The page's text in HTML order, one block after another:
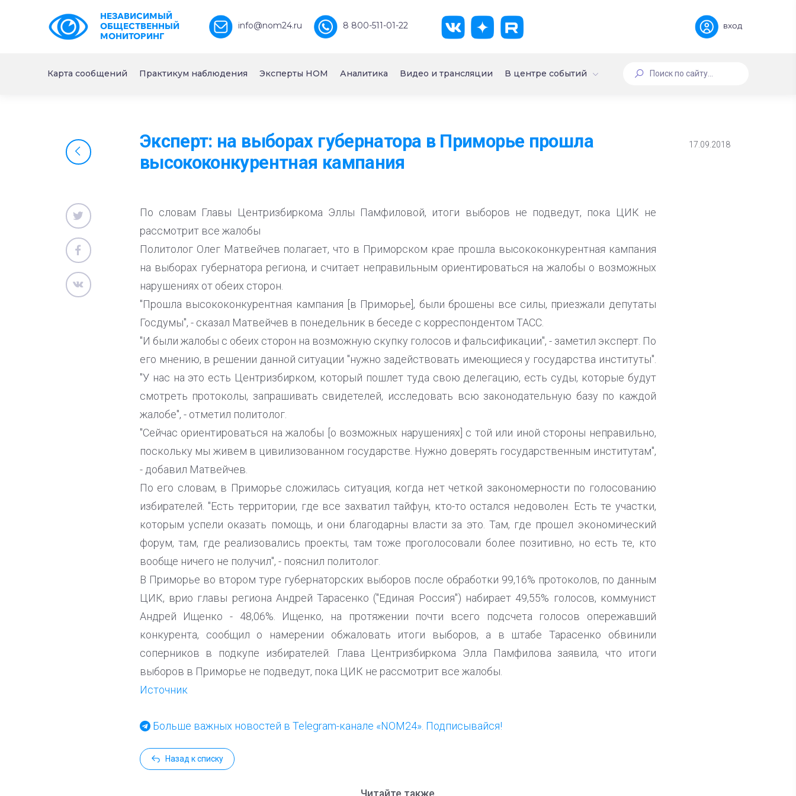
НЕЗАВИСИМЫЙ
ОБЩЕСТВЕННЫЙ
МОНИТОРИНГ
info@nom24.ru 8 800-511-01-22 вход
Карта сообщений Практикум наблюдения Эксперты НОМ Аналитика Видео и трансляции В центре событий
Эксперт: на выборах губернатора в Приморье прошла
высококонкурентная кампания
17.09.2018
По словам Главы Центризбиркома Эллы Памфиловой, итоги выборов не подведут, пока ЦИК не
рассмотрит все жалобы
Политолог Олег Матвейчев полагает, что в Приморском крае прошла высококонкурентная кампания
на выборах губернатора региона, и считает неправильным ориентироваться на жалобы о возможных
нарушениях от обеих сторон.
"Прошла высококонкурентная кампания [в Приморье], были брошены все силы, приезжали депутаты
Госдумы", - сказал Матвейчев в понедельник в беседе с корреспондентом ТАСС.
"И были жалобы с обеих сторон на возможную скупку голосов и фальсификации", - заметил эксперт. По
его мнению, в решении данной ситуации "нужно задействовать имеющиеся у государства институты".
"У нас на это есть Центризбирком, который пошлет туда свою делегацию, есть суды, которые будут
смотреть протоколы, запрашивать свидетелей, исследовать всю законодательную базу по каждой
жалобе", - отметил политолог.
"Сейчас ориентироваться на жалобы [о возможных нарушениях] с той или иной стороны неправильно,
поскольку мы живем в цивилизованном государстве. Нужно доверять государственным институтам",
- добавил Матвейчев.
По его словам, в Приморье сложилась ситуация, когда нет четкой закономерности по голосованию
избирателей. "Есть территории, где все захватил тайфун, кто-то остался недоволен. Есть те участки,
которым успели оказать помощь, и они благодарны власти за это. Там, где прошел экономический
форум, там, где реализовались проекты, там тоже проголосовали более позитивно, но есть те, кто
вообще ничего не получил", - пояснил политолог.
В Приморье во втором туре губернаторских выборов после обработки 99,16% протоколов, по данным
ЦИК, врио главы региона Андрей Тарасенко ("Единая Россия") набирает 49,55% голосов, коммунист
Андрей Ищенко - 48,06%. Ищенко, на протяжении почти всего подсчета голосов опережавший
конкурента, сообщил о намерении обжаловать итоги выборов, а в штабе Тарасенко обвинили
соперников в подкупе избирателей. Глава Центризбиркома Элла Памфилова заявила, что итоги
выборов в Приморье не подведут, пока ЦИК не рассмотрит все жалобы.
Источник
Больше важных новостей в Telegram-канале «NOM24». Подписывайся!
Назад к списку
Читайте также